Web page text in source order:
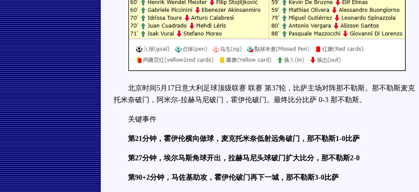
北京时间5月17日意大利足球顶级联赛 联赛 第37轮，比萨主场对阵那不勒斯。那不勒斯麦克
托米奈破门，阿米尔-拉赫马尼破门，霍伊伦破门。最终比分比萨 0-3 那不勒斯。
关键事件
第21分钟，霍伊伦横向做球，麦克托米奈低射远角破门，那不勒斯1-0比萨
第27分钟，埃尔马斯角球开出，拉赫马尼头球破门扩大比分，那不勒斯2-0
第90+2分钟，马佐基助攻，霍伊伦破门再下一城，那不勒斯3-0比萨